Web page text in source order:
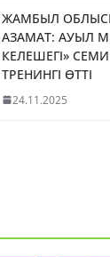
ЖАМБЫЛ
АЗАМАТ: АУЫЛ
КЕЛЕШЕГІ»
ТРЕНИНГІ ӨТТІ
24.11.2025